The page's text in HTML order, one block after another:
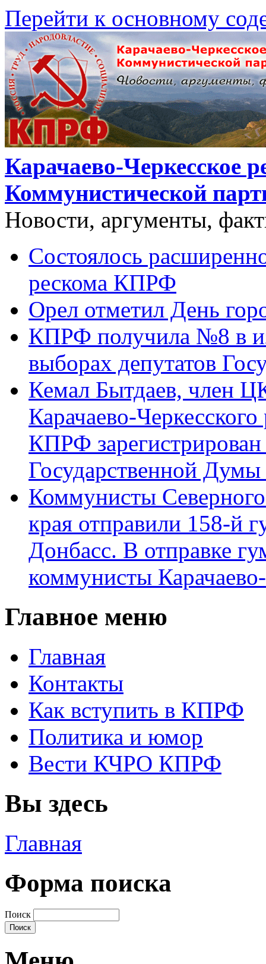
Перейти к основному
Карачаево-Черкесское
Коммунистической
Новости, аргументы,
Состоялось
рескома КПРФ
Орел отметил День
КПРФ получила №8 в
выборах депутатов
Кемал Бытдаев, член
Карачаево-
КПРФ
Государственной
Коммунисты Северного
края отправили 158-й
Донбасс. В отправке
коммунисты
Главное меню
Главная
Контакты
Как вступить в КПРФ
Политика и юмор
Вести КЧРО КПРФ
Вы здесь
Главная
Форма поиска
Поиск